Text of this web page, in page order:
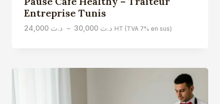
Entreprise Tunis
د.ت 24,000 – د.ت 30,000
Plage
HT (TVA 7% en sus)